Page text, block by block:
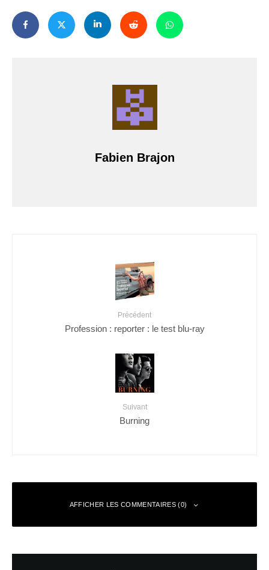
Fabien Brajon
Précédent
Profession : reporter : le test blu-ray
Suivant
Burning
AFFICHER LES COMMENTAIRES (0)